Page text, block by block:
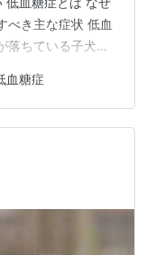
べき主な症状 低血
落ちている子犬へ
ら社会化が必要と
た時に、『無駄吠
な問題行動が起こ
は既に社会化は
して、お迎えの
血糖症